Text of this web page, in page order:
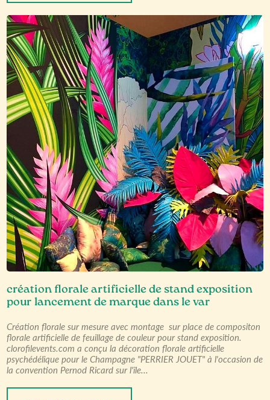
création florale artificielle de stand exposition
pour lancement de marque dans le var
Création florale sur mesure avec montage sur place de compositon
florale artificielle de feuillage de couleur pour stand exposition.
clorofilevents.com a conçu la décoration florale artificielle
psychédélique pour le Champagne "PERRIER JOUET" à l'occasion de
la convention Pernod Ricard sur l'île...